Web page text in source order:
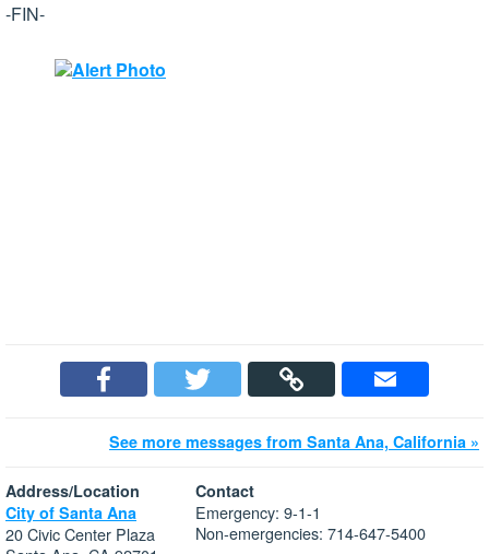
-FIN-
See more messages from Santa Ana, California »
Address/Location
City of Santa Ana
20 Civic Center Plaza
Contact
Emergency: 9-1-1
Non-emergencies: 714-647-5400